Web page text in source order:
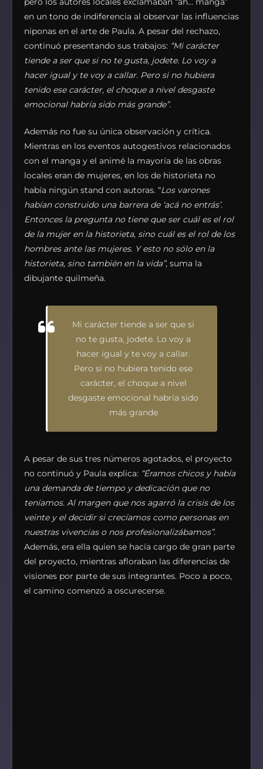
en un tono de indiferencia al observar las influencias
niponas en el arte de Paula. A pesar del rechazo,
continuó presentando sus trabajos: “Mi carácter
tiende a ser que si no te gusta, jodete. Lo voy a
hacer igual y te voy a callar. Pero si no hubiera
tenido ese carácter, el choque a nivel desgaste
emocional habría sido más grande”.
Además no fue su única observación y crítica.
Mientras en los eventos autogestivos relacionados
con el manga y el animé la mayoría de las obras
locales eran de mujeres, en los de historieta no
había ningún stand con autoras. “Los varones
habían construido una barrera de ‘acá no entrás’.
Entonces la pregunta no tiene que ser cuál es el rol
de la mujer en la historieta, sino cuál es el rol de los
hombres ante las mujeres. Y esto no sólo en la
historieta, sino también en la vida”, suma la
dibujante quilmeña.
Mi carácter tiende a ser que si
no te gusta, jodete. Lo voy a
hacer igual y te voy a callar.
Pero si no hubiera tenido ese
carácter, el choque a nivel
desgaste emocional habría sido
más grande
A pesar de sus tres números agotados, el proyecto
no continuó y Paula explica: “Éramos chicos y había
una demanda de tiempo y dedicación que no
teníamos. Al margen que nos agarró la crisis de los
veinte y el decidir si crecíamos como personas en
nuestras vivencias o nos profesionalizábamos”.
Además, era ella quien se hacía cargo de gran parte
del proyecto, mientras afloraban las diferencias de
visiones por parte de sus integrantes. Poco a poco,
el camino comenzó a oscurecerse.